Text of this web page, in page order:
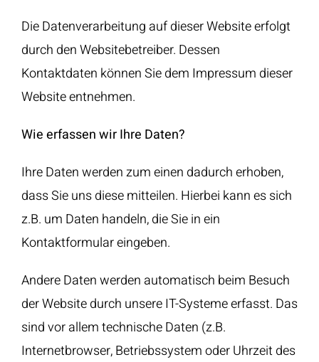
Die Datenverarbeitung auf dieser Website erfolgt
durch den Websitebetreiber. Dessen
Kontaktdaten können Sie dem Impressum dieser
Website entnehmen.
Wie erfassen wir Ihre Daten?
Ihre Daten werden zum einen dadurch erhoben,
dass Sie uns diese mitteilen. Hierbei kann es sich
z.B. um Daten handeln, die Sie in ein
Kontaktformular eingeben.
Andere Daten werden automatisch beim Besuch
der Website durch unsere IT-Systeme erfasst. Das
sind vor allem technische Daten (z.B.
Internetbrowser, Betriebssystem oder Uhrzeit des